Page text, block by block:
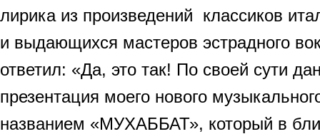
лирика из произведений классиков
и выдающихся мастеров эстрадного
ответил: «Да, это так! По своей сути
презентация моего нового
названием «МУХАББАТ», который в